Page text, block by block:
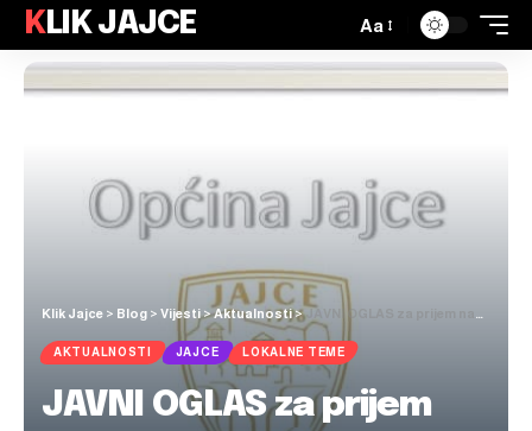
KLIK JAJCE Aa
Klik Jajce > Blog > Vijesti>Aktualnosti>JAVNI OGLAS za prijem namještenika u radni odnos u Općinu Jajce na neodređeno vrijeme
AKTUALNOSTI JAJCE LOKALNE TEME
JAVNI OGLAS za prijem